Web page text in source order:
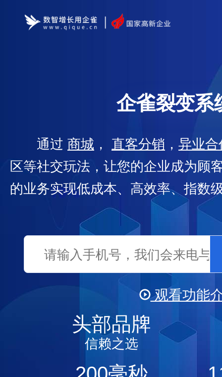
企雀裂变
通过 商城 ， 直客分销 ， 异业合
区等社交玩法，让您的企业成为顾
的业务实现低成本、高效率、指数
观看功能
视频
头部品牌
信赖之选